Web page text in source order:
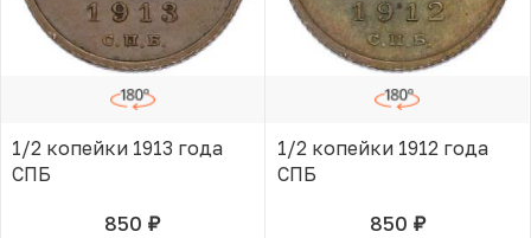
1/2 копейки 1913 года
СПБ
850 руб.В КОРЗИНЕ
1/2 копейки 1912 года
СПБ
850 руб.В КОРЗИНЕ